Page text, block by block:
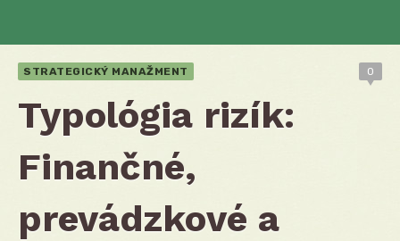
STRATEGICKÝ MANAŽMENT 0
Typológia rizík:
Finančné,
prevádzkové a